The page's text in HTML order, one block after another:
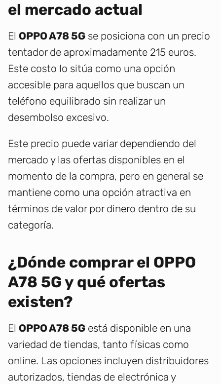
el mercado actual
El OPPO A78 5G se posiciona con un precio
tentador de aproximadamente 215 euros.
Este costo lo sitúa como una opción
accesible para aquellos que buscan un
teléfono equilibrado sin realizar un
desembolso excesivo.
Este precio puede variar dependiendo del
mercado y las ofertas disponibles en el
momento de la compra, pero en general se
mantiene como una opción atractiva en
términos de valor por dinero dentro de su
categoría.
¿Dónde comprar el OPPO
A78 5G y qué ofertas
existen?
El OPPO A78 5G está disponible en una
variedad de tiendas, tanto físicas como
online. Las opciones incluyen distribuidores
autorizados, tiendas de electrónica y